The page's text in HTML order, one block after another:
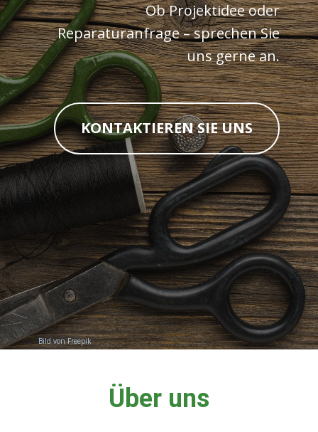
Ob Projektidee oder
Reparaturanfrage – sprechen Sie
uns gerne an.
KONTAKTIEREN SIE UNS
Bild von Freepik
Über uns